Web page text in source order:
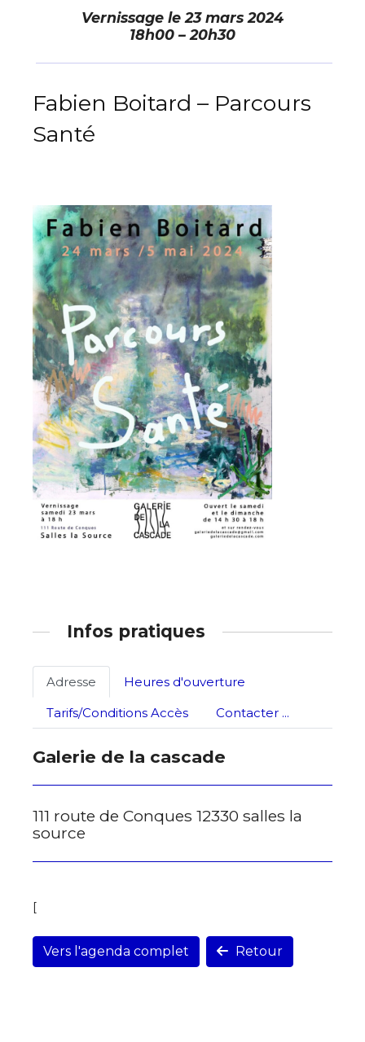
Adresse email*
Nom
Prénom
* Champ obligatoire
Adresse email*
Prénom
Statut / Organisation
J'accepte lestermes et conditions
Vernissage le23 mars 2024
18h00 – 20h30
Fabien Boitard – Parcours
Santé
Infos pratiques
Adresse
Heures d'ouverture
Tarifs/Conditions Accès
Contacter ...
Galerie de la cascade
111 route de Conques 12330 salles la
source
[
Vers l'agenda complet Retour